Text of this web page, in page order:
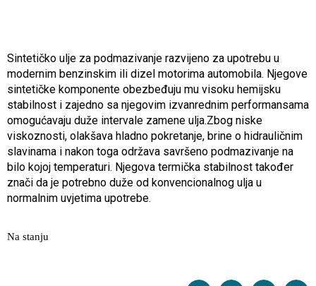
Sintetičko ulje za podmazivanje razvijeno za upotrebu u
modernim benzinskim ili dizel motorima automobila. Njegove
sintetičke komponente obezbeđuju mu visoku hemijsku
stabilnost i zajedno sa njegovim izvanrednim performansama
omogućavaju duže intervale zamene ulja.Zbog niske
viskoznosti, olakšava hladno pokretanje, brine o hidrauličnim
slavinama i nakon toga održava savršeno podmazivanje na
bilo kojoj temperaturi. Njegova termička stabilnost također
znači da je potrebno duže od konvencionalnog ulja u
normalnim uvjetima upotrebe.
Na stanju